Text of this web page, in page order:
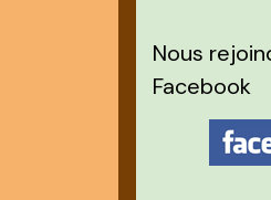
Nous
Facebook